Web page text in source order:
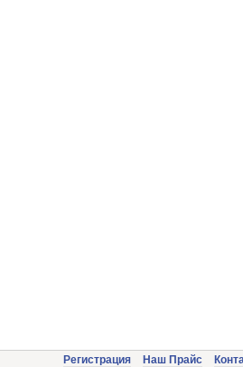
Регистрация Наш Прайс